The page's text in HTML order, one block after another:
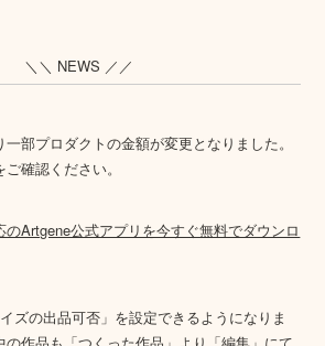
＼＼ NEWS ／／
部プロダクトの金額が変更となりました。
ご確認ください。
Artgene公式アプリを今すぐ無料でダウンロ
ズの出品可否」を設定できるようになりま